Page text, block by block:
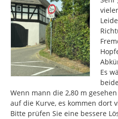
Es
Wenn mann die 2,80 m
auf die Kurve, es kommen dort
Bitte prüfen Sie eine bessere